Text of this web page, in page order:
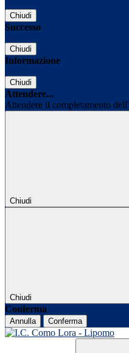
Chiudi
Successo
Chiudi
Informazione
Chiudi
Attendere...
Attendere il completamento
Chiudi
Chiudi
Conferma
Annulla Conferma